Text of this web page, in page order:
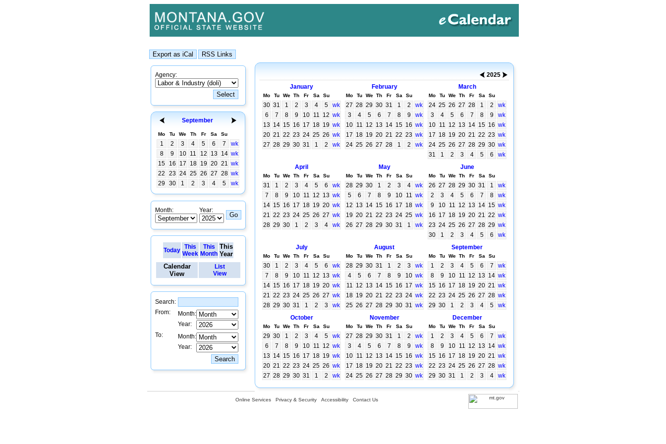
Agency:
September
Mo Tu We Th Fr Sa Su
1 2 3 4 5 6 7
wk
8
9 10 11 12 13 14 wk
15
16 17 18 19 20 21 wk
22
23 24 25 26 27 28 wk
29
30 1 2 3 4 5 wk
Month: Year:
Today This
Week
This
Month
This
Year
Calendar
View
List
View
Search:
From:
Month:
Year:
To:
Month:
Year:
2025
January
Mo Tu We Th Fr Sa Su
30 31 1 2 3 4 5
wk
6
7 8 9 10 11 12 wk
13 14 15 16 17 18 19 wk
20 21 22 23 24 25 26 wk
27 28 29 30 31 1 2 wk
February
Mo Tu We Th Fr Sa Su
27 28 29 30 31 1 2
wk
3
4 5 6 7 8 9
wk
10 11 12 13 14 15 16 wk
17 18 19 20 21 22 23 wk
24 25 26 27 28 1 2 wk
March
Mo Tu We Th Fr Sa Su
24 25 26 27 28 1 2
wk
3
4 5 6 7 8 9
wk
10 11 12 13 14 15 16 wk
17 18 19 20 21 22 23 wk
24 25 26 27 28 29 30 wk
31
1 2 3 4 5 6
wk
April
Mo Tu We Th Fr Sa Su
31 1 2 3 4 5 6
wk
7
8 9 10 11 12 13 wk
14 15 16 17 18 19 20 wk
21 22 23 24 25 26 27 wk
28 29 30 1 2 3 4 wk
May
Mo Tu We Th Fr Sa Su
28 29 30 1 2 3 4
wk
5
6 7 8 9 10 11 wk
12 13 14 15 16 17 18 wk
19 20 21 22 23 24 25 wk
26 27 28 29 30 31 1 wk
June
Mo Tu We Th Fr Sa Su
26 27 28 29 30 31 1
wk
2
3 4 5 6 7 8
wk
9
10 11 12 13 14 15 wk
16 17 18 19 20 21 22 wk
23 24 25 26 27 28 29 wk
30
1 2 3 4 5 6
wk
July
Mo Tu We Th Fr Sa Su
30 1 2 3 4 5 6
wk
7
8 9 10 11 12 13 wk
14 15 16 17 18 19 20 wk
21 22 23 24 25 26 27 wk
28 29 30 31 1 2 3 wk
August
Mo Tu We Th Fr Sa Su
28 29 30 31 1 2 3
wk
4
5 6 7 8 9 10 wk
11 12 13 14 15 16 17 wk
18 19 20 21 22 23 24 wk
25 26 27 28 29 30 31 wk
September
Mo Tu We Th Fr Sa Su
1 2 3 4 5 6 7
wk
8
9 10 11 12 13 14 wk
15 16 17 18 19 20 21 wk
22 23 24 25 26 27 28 wk
29 30 1 2 3 4 5
wk
October
Mo Tu We Th Fr Sa Su
29 30 1 2 3 4 5
wk
6
7 8 9 10 11 12 wk
13 14 15 16 17 18 19 wk
20 21 22 23 24 25 26 wk
27 28 29 30 31 1 2 wk
November
Mo Tu We Th Fr Sa Su
27 28 29 30 31 1 2
wk
3
4 5 6 7 8 9
wk
10 11 12 13 14 15 16 wk
17 18 19 20 21 22 23 wk
24 25 26 27 28 29 30 wk
December
Mo Tu We Th Fr Sa Su
1 2 3 4 5 6 7
wk
8
9 10 11 12 13 14 wk
15 16 17 18 19 20 21 wk
22 23 24 25 26 27 28 wk
29 30 31 1 2 3 4 wk
Online Services Privacy & Security Accessibility Contact Us